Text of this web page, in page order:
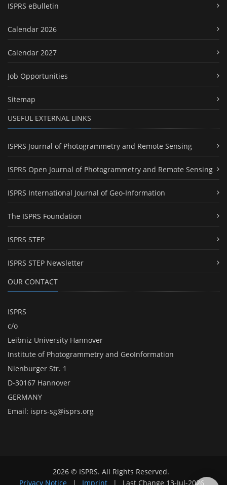
ISPRS eBulletin
Calendar 2026
Calendar 2027
Job Opportunities
Sitemap
USEFUL EXTERNAL LINKS
ISPRS Journal of Photogrammetry and Remote Sensing
ISPRS Open Journal of Photogrammetry and Remote Sensing
ISPRS International Journal of Geo-Information
The ISPRS Foundation
ISPRS STEP
ISPRS STEP Newsletter
OUR CONTACT
ISPRS
c/o
Leibniz University Hannover
Institute of Photogrammetry and GeoInformation
Nienburger Str. 1
D-30167 Hannover
GERMANY
Email: isprs-sg@isprs.org
2026 © ISPRS. All Rights Reserved.
Privacy Notice
| Imprint | Last Change 13-Jul-2026